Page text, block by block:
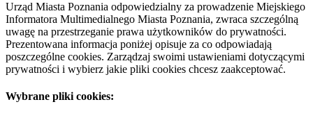
Urząd Miasta Poznania odpowiedzialny za prowadzenie Miejskiego
Informatora Multimedialnego Miasta Poznania, zwraca szczególną
uwagę na przestrzeganie prawa użytkowników do prywatności.
Prezentowana informacja poniżej opisuje za co odpowiadają
poszczególne cookies. Zarządzaj swoimi ustawieniami dotyczącymi
prywatności i wybierz jakie pliki cookies chcesz zaakceptować.
Wybrane pliki cookies: